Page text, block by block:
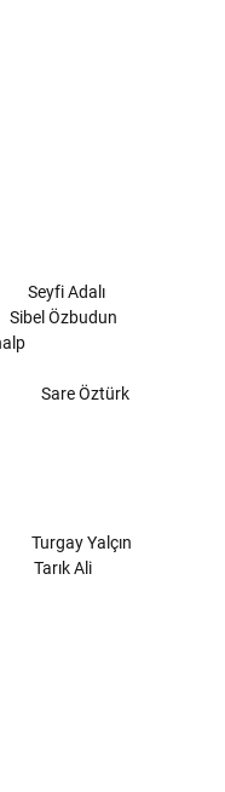
Seyfi Adalı
Sibel Özbudun
Sare Öztürk
Turgay Yalçın
Tarık Ali